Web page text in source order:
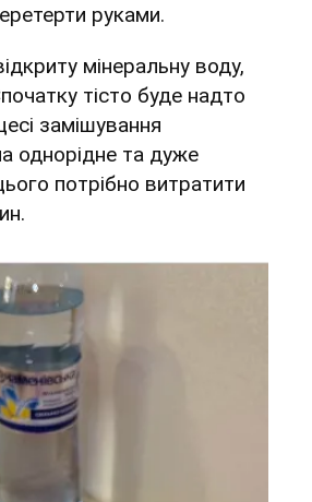
руками.
мінеральну воду,
тісто буде надто
замішування
однорідне та дуже
потрібно витратити